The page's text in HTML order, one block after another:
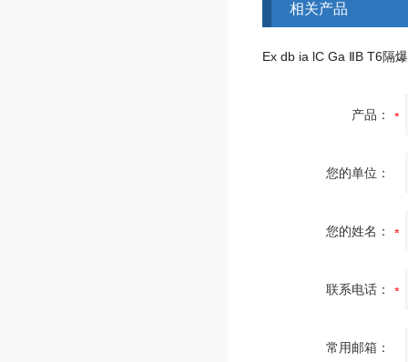
相关产品
Ex db ia lC Ga ⅡB T6隔
产品：
您的单位：
您的姓名：
联系电话：
常用邮箱：